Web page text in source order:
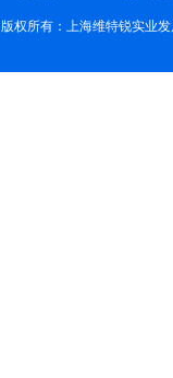
版权所有：上海维特锐实业